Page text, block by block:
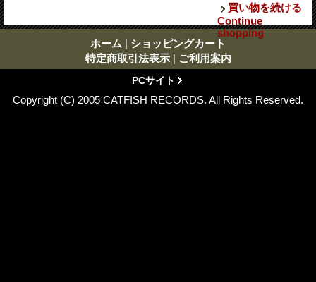
買い物を続ける
Continue
shopping
ホーム | ショッピングカート
特定商取引法表示 | ご利用案内
PCサイト
Copyright (C) 2005 CATFISH RECORDS. All Rights Reserved.